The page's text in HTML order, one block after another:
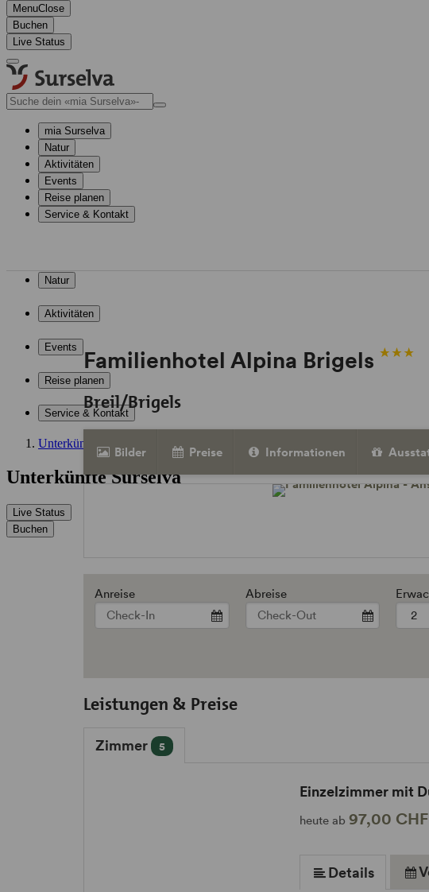
MenuClose
Buchen
Live Status
mia Surselva
Natur
Aktivitäten
Events
Reise planen
Service & Kontakt
Natur
Aktivitäten
Events
Reise planen
Service & Kontakt
Unterkünfte
Unterkünfte Surselva
Live Status
Buchen
Familienhotel Alpina Brigels
Breil/Brigels
Bilder Preise Informationen
Anreise Abreise
Leistungen & Preise
Zimmer 5
Einzelzimmer mit
heute ab 97,00 CHF
Details